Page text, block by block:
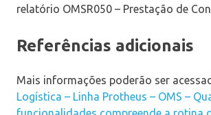
relatório OMSR050 – Prestação de
Referências adicionais
Mais informações poderão ser
Logística – Linha Protheus – OMS –